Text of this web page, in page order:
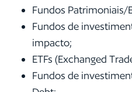
Fundos Patrimoniais/
Fundos de
impacto;
ETFs (Exchanged
Fundos de